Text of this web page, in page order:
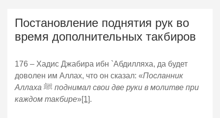
Постановление поднятия рук во
время дополнительных такбиров
176 – Хадис Джабира ибн `Абдилляха, да будет
доволен им Аллах, что он сказал: «Посланник
Аллаха
поднимал свои две руки в молитве при
каждом такбире»[1].